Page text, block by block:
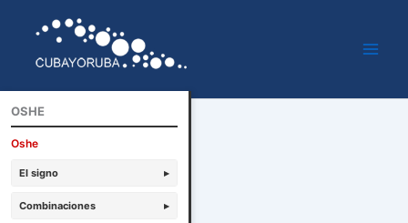
contenido
OSHE
Oshe
El signo ▸
Combinaciones ▸